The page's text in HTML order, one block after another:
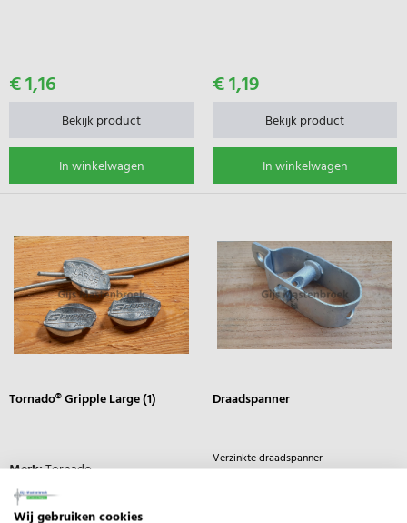
€ 1,16
Bekijk product
In winkelwagen
€ 1,19
Bekijk product
In winkelwagen
Tornado® Gripple Large (1)
Merk:Tornado
Type:Gripple Large
Draadspanner
Verzinkte draadspanner
Wij gebruiken cookies